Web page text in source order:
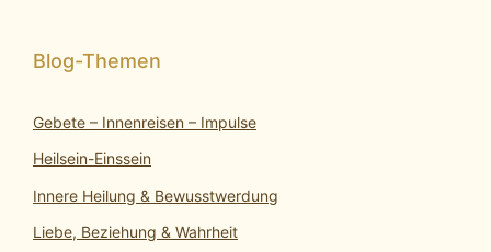
Gebete – Innenreisen – Impulse
Heilsein-Einssein
Innere Heilung & Bewusstwerdung
Liebe, Beziehung & Wahrheit